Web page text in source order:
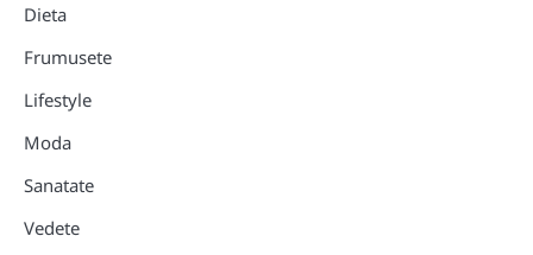
Dieta
Frumusete
Lifestyle
Moda
Sanatate
Vedete